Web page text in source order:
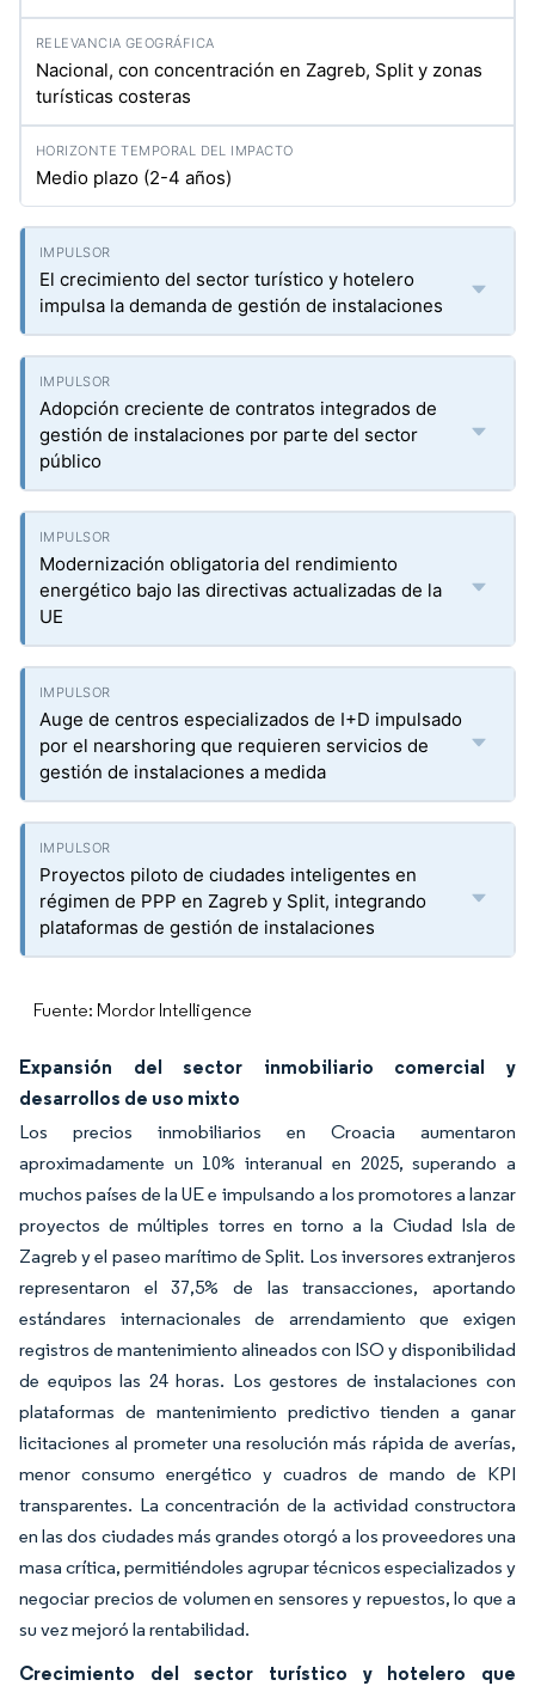
Nacional, con concentración en Zagreb, Split y zonas
turísticas costeras
Medio plazo (2-4 años)
El crecimiento del sector turístico y hotelero
impulsa la demanda de gestión de instalaciones
Adopción creciente de contratos integrados de
gestión de instalaciones por parte del sector
público
Modernización obligatoria del rendimiento
energético bajo las directivas actualizadas de la
UE
Auge de centros especializados de I+D impulsado
por el nearshoring que requieren servicios de
gestión de instalaciones a medida
Proyectos piloto de ciudades inteligentes en
régimen de PPP en Zagreb y Split, integrando
plataformas de gestión de instalaciones
Fuente: Mordor Intelligence
Expansión del sector inmobiliario comercial y
desarrollos de uso mixto
Los precios inmobiliarios en Croacia aumentaron
aproximadamente un 10% interanual en 2025, superando a
muchos países de la UE e impulsando a los promotores a lanzar
proyectos de múltiples torres en torno a la Ciudad Isla de
Zagreb y el paseo marítimo de Split. Los inversores extranjeros
representaron el 37,5% de las transacciones, aportando
estándares internacionales de arrendamiento que exigen
registros de mantenimiento alineados con ISO y disponibilidad
de equipos las 24 horas. Los gestores de instalaciones con
plataformas de mantenimiento predictivo tienden a ganar
licitaciones al prometer una resolución más rápida de averías,
menor consumo energético y cuadros de mando de KPI
transparentes. La concentración de la actividad constructora
en las dos ciudades más grandes otorgó a los proveedores una
masa crítica, permitiéndoles agrupar técnicos especializados y
negociar precios de volumen en sensores y repuestos, lo que a
su vez mejoró la rentabilidad.
Crecimiento del sector turístico y hotelero que